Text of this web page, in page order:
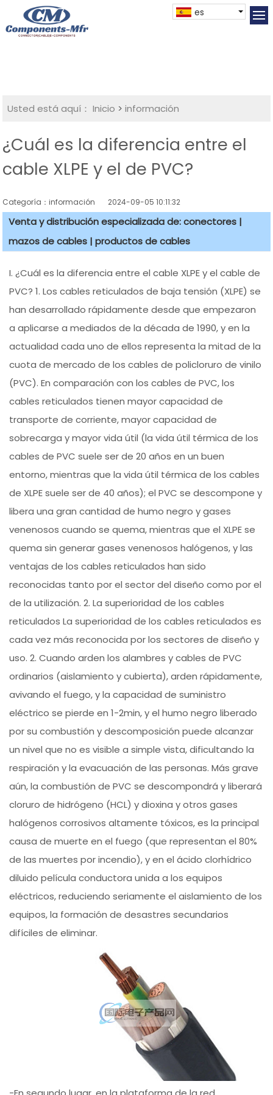
es
Usted está aquí： Inicio >información
¿Cuál es la diferencia entre el
cable XLPE y el de PVC?
Categoría：información 2024-09-05 10:11:32
Venta y distribución especializada de: conectores |
mazos de cables | productos de cables
I. ¿Cuál es la diferencia entre el cable XLPE y el cable de
PVC? 1. Los cables reticulados de baja tensión (XLPE) se
han desarrollado rápidamente desde que empezaron
a aplicarse a mediados de la década de 1990, y en la
actualidad cada uno de ellos representa la mitad de la
cuota de mercado de los cables de policloruro de vinilo
(PVC). En comparación con los cables de PVC, los
cables reticulados tienen mayor capacidad de
transporte de corriente, mayor capacidad de
sobrecarga y mayor vida útil (la vida útil térmica de los
cables de PVC suele ser de 20 años en un buen
entorno, mientras que la vida útil térmica de los cables
de XLPE suele ser de 40 años); el PVC se descompone y
libera una gran cantidad de humo negro y gases
venenosos cuando se quema, mientras que el XLPE se
quema sin generar gases venenosos halógenos, y las
ventajas de los cables reticulados han sido
reconocidas tanto por el sector del diseño como por el
de la utilización. 2. La superioridad de los cables
reticulados La superioridad de los cables reticulados es
cada vez más reconocida por los sectores de diseño y
uso. 2. Cuando arden los alambres y cables de PVC
ordinarios (aislamiento y cubierta), arden rápidamente,
avivando el fuego, y la capacidad de suministro
eléctrico se pierde en 1-2min, y el humo negro liberado
por su combustión y descomposición puede alcanzar
un nivel que no es visible a simple vista, dificultando la
respiración y la evacuación de las personas. Más grave
aún, la combustión de PVC se descompondrá y liberará
cloruro de hidrógeno (HCL) y dioxina y otros gases
halógenos corrosivos altamente tóxicos, es la principal
causa de muerte en el fuego (que representan el 80%
de las muertes por incendio), y en el ácido clorhídrico
diluido película conductora unida a los equipos
eléctricos, reduciendo seriamente el aislamiento de los
equipos, la formación de desastres secundarios
difíciles de eliminar.